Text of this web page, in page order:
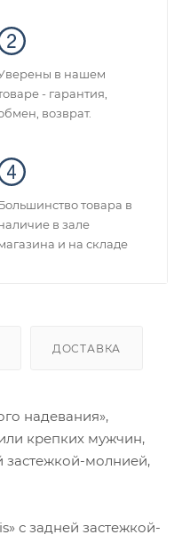
в нашем
- гарантия,
возврат.
товара в
в зале
и на складе
ДОСТАВКА
надевания»,
крепких мужчин,
застежкой-молнией,
с задней застежкой-